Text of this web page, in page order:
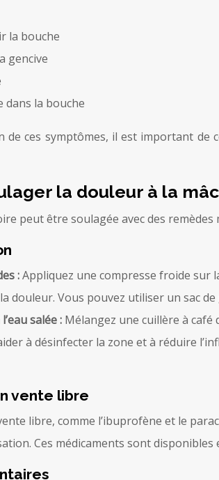
la bouche
gencive
dans la bouche
de ces symptômes, il est important
la douleur à la
peut être soulagée avec des
:Appliquez une compresse froide sur
douleur. Vous pouvez utiliser un sac
salée : Mélangez une cuillère à
à désinfecter la zone et à réduire
vente libre
libre, comme l’ibuprofène et le
Ces médicaments sont